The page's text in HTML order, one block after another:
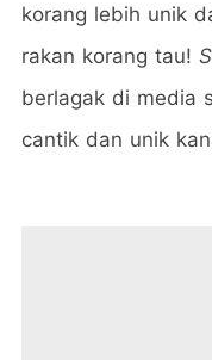
korang lebih unik
rakan korang tau!
berlagak di media
cantik dan unik